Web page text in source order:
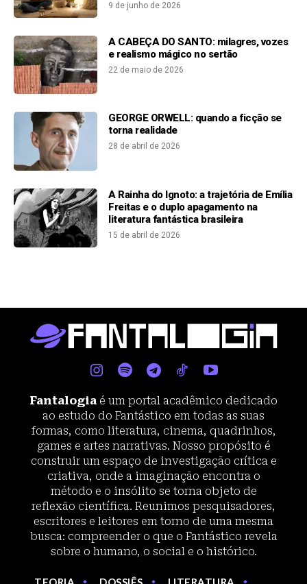
9 de junho de 2026
A CABEÇA DO SANTO: milagres, vozes
e realismo mágico no sertão
22 de maio de 2026
GEORGE ORWELL: quando a ficção se
torna realidade
28 de abril de 2026
A Rainha do Ignoto: a trajetória de Emília
Freitas e o duplo apagamento na
literatura fantástica brasileira
15 de abril de 2026
Fantalogia é um portal acadêmico dedicado
ao estudo do Fantástico em todas as suas
formas, como literatura, cinema, quadrinhos,
games e artes narrativas. Nosso propósito é
construir um espaço de investigação crítica e
criativa, onde a imaginação encontra o
método e o insólito se torna objeto de
reflexão científica. Reunimos pesquisadores,
escritores e leitores em torno de uma mesma
busca: compreender o que o Fantástico revela
sobre o humano, o social e o histórico.